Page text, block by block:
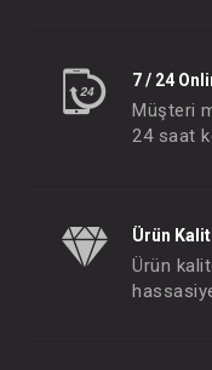
7 / 24
Müşteri
24 saat
Ürün
Ürün